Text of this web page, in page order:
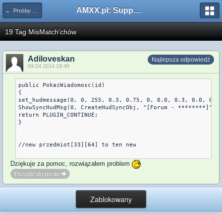
← Prośby o kompilacje pluginów / Problemy z kompilacją AMXX.pl: Support AMX Mod X i SourceMod
19 Tag MisMatch'chów
Najlepsza odpowiedź
Adiloveskan
04.04.2014 19:49
public PokazWiadomosc(id)
{
set_hudmessage(0, 0, 255, 0.3, 0.75, 0, 0.0, 0.3, 0.0,
ShowSyncHudMsg(0, CreateHudSyncObj, "[Forum -
return PLUGIN_CONTINUE;
}
//new przedmiot[33][64] to ten new
Dziękuje za pomoc, rozwiązałem problem
Przejdź do postu
Zablokowany